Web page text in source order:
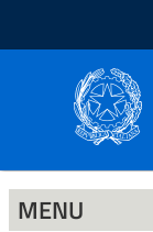
MENU